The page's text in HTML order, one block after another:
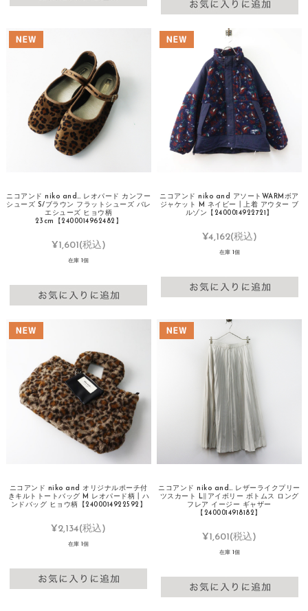
ニコアンド niko and… レオパード カンフー
シューズ S/ブラウン フラットシューズ バレ
エシューズ ヒョウ柄
23cm【2400014962482】
¥1,601(税込)
在庫 1個
ニコアンド niko and アソートWARMボア
ジャケット M ネイビー┃上着 アウター ブ
ルゾン【2400014922721】
¥4,162(税込)
在庫 1個
ニコアンド niko and オリジナルポーチ付
きキルトトートバッグ M レオパード柄┃ハ
ンドバッグ ヒョウ柄【2400014922592】
¥2,134(税込)
在庫 1個
ニコアンド niko and… レザーライクプリー
ツスカート L∥アイボリー ボトムス ロング
フレア イージー ギャザー
【2400014918182】
¥1,601 (税込)
在庫 1個